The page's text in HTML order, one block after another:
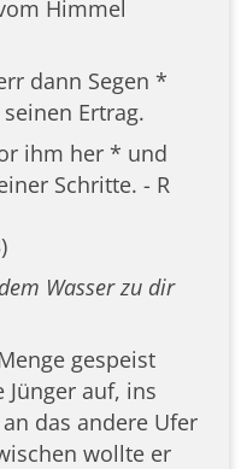
Himmel
dann Segen *
Ertrag.
ihm her * und
Schritte. - R
Wasser zu dir
gespeist
auf, ins
das andere Ufer
wollte er